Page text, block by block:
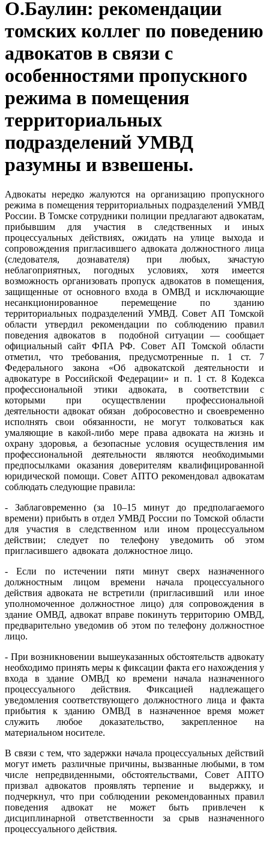
О.Баулин: рекомендации
томских коллег по поведению
адвокатов в связи с
особенностями пропускного
режима в помещения
территориальных
подразделений УМВД
разумны и взвешены.
Адвокаты нередко жалуются на организацию пропускного
режима в помещения территориальных подразделений УМВД
России. В Томске сотрудники полиции предлагают адвокатам,
прибывшим для участия в следственных и иных
процессуальных действиях, ожидать на улице выхода и
сопровождения пригласившего адвоката должностного лица
(следователя, дознавателя) при любых, зачастую
неблагоприятных, погодных условиях, хотя имеется
возможность организовать пропуск адвокатов в помещения,
защищенные от основного входа в ОМВД и исключающие
несанкционированное перемещение по зданию
территориальных подразделений УМВД. Совет АП Томской
области утвердил рекомендации по соблюдению правил
поведения адвокатов в подобной ситуации — сообщает
официальный сайт ФПА РФ. Совет АП Томской области
отметил, что требования, предусмотренные п. 1 ст. 7
Федерального закона «Об адвокатской деятельности и
адвокатуре в Российской Федерации» и п. 1 ст. 8 Кодекса
профессиональной этики адвоката, в соответствии с
которыми при осуществлении профессиональной
деятельности адвокат обязан добросовестно и своевременно
исполнять свои обязанности, не могут толковаться как
умаляющие в какой-либо мере права адвоката на жизнь и
охрану здоровья, а безопасные условия осуществления им
профессиональной деятельности являются необходимыми
предпосылками оказания доверителям квалифицированной
юридической помощи. Совет АПТО рекомендовал адвокатам
соблюдать следующие правила:
- Заблаговременно (за 10–15 минут до предполагаемого
времени) прибыть в отдел УМВД России по Томской области
для участия в следственном или ином процессуальном
действии; следует по телефону уведомить об этом
пригласившего адвоката должностное лицо.
- Если по истечении пяти минут сверх назначенного
должностным лицом времени начала процессуального
действия адвоката не встретили (пригласивший или иное
уполномоченное должностное лицо) для сопровождения в
здание ОМВД, адвокат вправе покинуть территорию ОМВД,
предварительно уведомив об этом по телефону должностное
лицо.
- При возникновении вышеуказанных обстоятельств адвокату
необходимо принять меры к фиксации факта его нахождения у
входа в здание ОМВД ко времени начала назначенного
процессуального действия. Фиксацией надлежащего
уведомления соответствующего должностного лица и факта
прибытия к зданию ОМВД в назначенное время может
служить любое доказательство, закрепленное на
материальном носителе.
В связи с тем, что задержки начала процессуальных действий
могут иметь различные причины, вызванные любыми, в том
числе непредвиденными, обстоятельствами, Совет АПТО
призвал адвокатов проявлять терпение и выдержку, и
подчеркнул, что при соблюдении рекомендованных правил
поведения адвокат не может быть привлечен к
дисциплинарной ответственности за срыв назначенного
процессуального действия.